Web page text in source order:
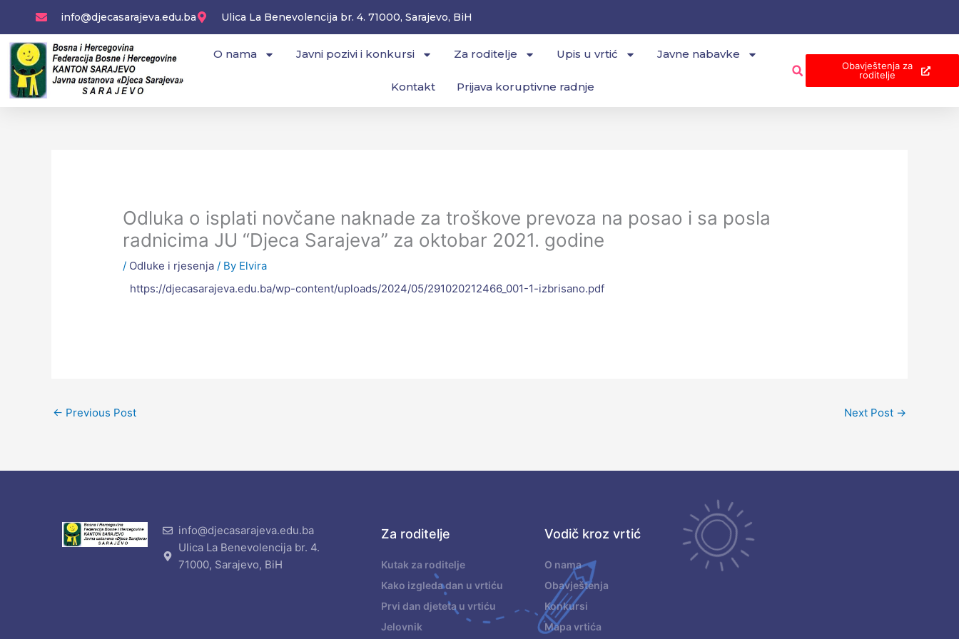
content
info@djecasarajeva.edu.ba Ulica La Benevolencija br. 4. 71000, Sarajevo, BiH
O nama Javni pozivi i konkursi Za roditelje Upis u vrtić Javne nabavke
Kontakt Prijava koruptivne radnje
Obavještenja za
roditelje
Odluka o isplati novčane naknade za troškove prevoza na posao i sa posla
radnicima JU “Djeca Sarajeva” za oktobar 2021. godine
/ Odluke i rjesenja / By Elvira
https://djecasarajeva.edu.ba/wp-content/uploads/2024/05/291020212466_001-1-izbrisano.pdf
← Previous Post Next Post →
info@djecasarajeva.edu.ba
Ulica La Benevolencija br. 4.
71000, Sarajevo, BiH
Za roditelje
Kutak za roditelje
Kako izgleda dan u vrtiću
Prvi dan djeteta u vrtiću
Jelovnik
Vodič kroz vrtić
O nama
Obavještenja
Konkursi
Mapa vrtića